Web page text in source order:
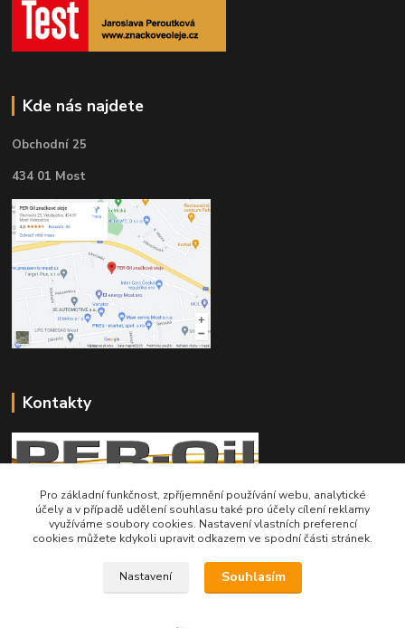
Kde nás najdete
Obchodní 25
434 01 Most
Kontakty
Telefon pro technické dotazy: 775 113 255
info@znackoveoleje.cz
Pro základní funkčnost, zpříjemnění používání webu, analytické
účely a v případě udělení souhlasu také pro účely cílení reklamy
využíváme soubory cookies. Nastavení vlastních preferencí
cookies můžete kdykoli upravit odkazem ve spodní části stránek.
Nastavení Souhlasím